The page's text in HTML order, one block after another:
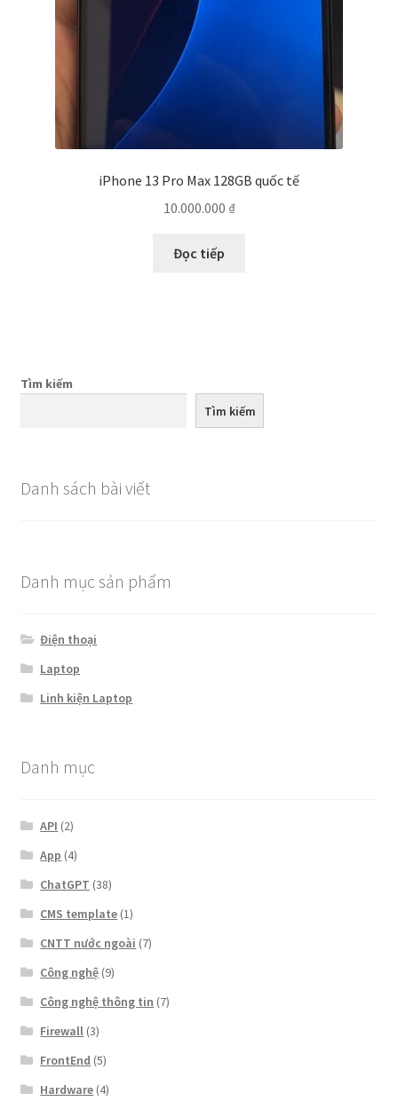
iPhone 13 Pro Max 128GB quốc tế
10.000.000 ₫
Đọc tiếp
Tìm kiếm
Tìm kiếm
Danh sách bài viết
Danh mục sản phẩm
Điện thoại
Laptop
Linh kiện Laptop
Danh mục
API (2)
App (4)
ChatGPT (38)
CMS template (1)
CNTT nước ngoài (7)
Công nghệ (9)
Công nghệ thông tin (7)
Firewall (3)
FrontEnd (5)
Hardware (4)